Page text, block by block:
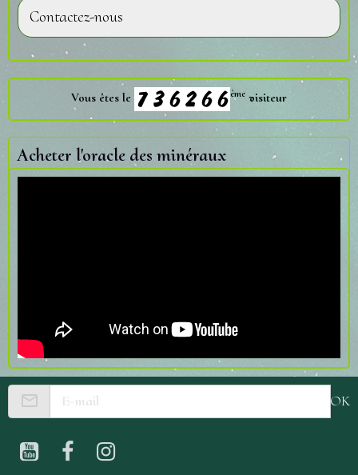
Contactez-nous
Vous êtes le ème visiteur
Acheter l'oracle des minéraux
OK